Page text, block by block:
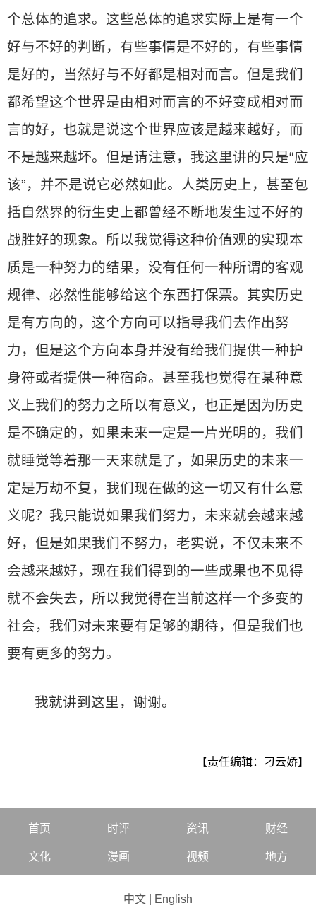
个总体的追求。这些总体的追求实际上是有一个
好与不好的判断，有些事情是不好的，有些事情
是好的，当然好与不好都是相对而言。但是我们
都希望这个世界是由相对而言的不好变成相对而
言的好，也就是说这个世界应该是越来越好，而
不是越来越坏。但是请注意，我这里讲的只是“应
该”，并不是说它必然如此。人类历史上，甚至包
括自然界的衍生史上都曾经不断地发生过不好的
战胜好的现象。所以我觉得这种价值观的实现本
质是一种努力的结果，没有任何一种所谓的客观
规律、必然性能够给这个东西打保票。其实历史
是有方向的，这个方向可以指导我们去作出努
力，但是这个方向本身并没有给我们提供一种护
身符或者提供一种宿命。甚至我也觉得在某种意
义上我们的努力之所以有意义，也正是因为历史
是不确定的，如果未来一定是一片光明的，我们
就睡觉等着那一天来就是了，如果历史的未来一
定是万劫不复，我们现在做的这一切又有什么意
义呢？我只能说如果我们努力，未来就会越来越
好，但是如果我们不努力，老实说，不仅未来不
会越来越好，现在我们得到的一些成果也不见得
就不会失去，所以我觉得在当前这样一个多变的
社会，我们对未来要有足够的期待，但是我们也
要有更多的努力。
我就讲到这里，谢谢。
【责任编辑：刁云娇】
首页 时评 资讯 财经
文化 漫画 视频 地方
中文 English